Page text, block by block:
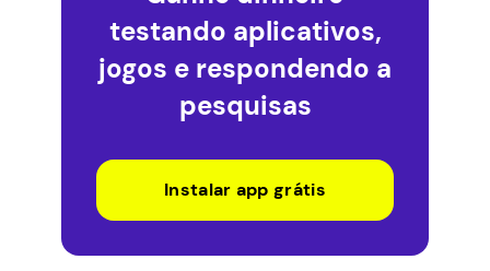
testando aplicativos,
jogos e respondendo a
pesquisas
Instalar app grátis